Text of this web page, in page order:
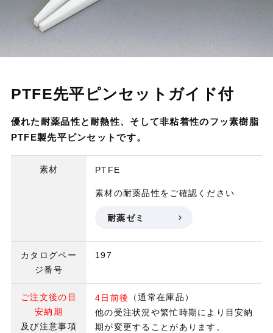
PTFE先平ピンセットガイド付
優れた耐薬品性と耐熱性、そして非粘着性のフッ素樹脂
PTFE製先平ピンセットです。
素材 PTFE
素材の耐薬品性をご確認ください
耐薬ゼミ
カタログペー
ジ番号
197
ご注文後の目
安納期
及び注意事項
4日前後
（通常在庫品）
他の受注状況や繁忙時期により目安納
期が変更することがあります。